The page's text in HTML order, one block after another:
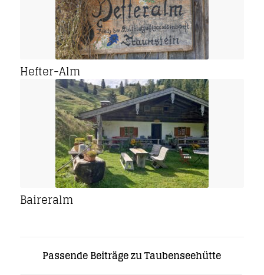
Hefter-Alm
Baireralm
Passende Beiträge zu Taubenseehütte